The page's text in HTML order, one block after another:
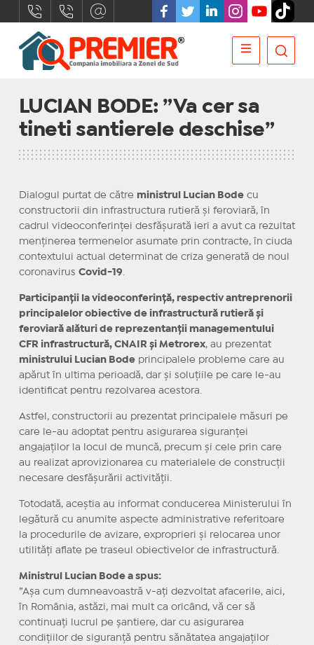
LUCIAN BODE: ”Va cer sa
tineti santierele deschise”
Dialogul purtat de către ministrul Lucian Bodecu
constructorii din infrastructura rutieră și feroviară, în
cadrul videoconferinței desfășurată ieri a avut ca rezultat
menținerea termenelor asumate prin contracte, în ciuda
contextului actual determinat de criza generată de noul
coronavirus Covid-19
Participanții la videoconferință, respectiv antreprenorii
principalelor obiective de infrastructură rutieră și
feroviară alături de reprezentanții managementului
CFR infrastructură, CNAIR și Metrorex, au prezentat
ministrului Lucian Bodeprincipalele probleme care au
apărut în ultima perioadă, dar și soluțiile pe care le-au
identificat pentru rezolvarea acestora.
Astfel, constructorii au prezentat principalele măsuri pe
care le-au adoptat pentru asigurarea siguranței
angajaților la locul de muncă, precum și cele prin care
au realizat aprovizionarea cu materialele de construcții
necesare desfășurării activității.
Totodată, aceștia au informat conducerea Ministerului în
legătură cu anumite aspecte administrative referitoare
la procedurile de avizare, exproprieri și relocarea unor
utilități aflate pe traseul obiectivelor de infrastructură.
Ministrul Lucian Bode a spus:
”Așa cum dumneavoastră v-ați dezvoltat afacerile, aici,
în România, astăzi, mai mult ca oricând, vă cer să
continuați lucrul pe șantiere, dar cu asigurarea
condițiilor de siguranță pentru sănătatea angajaților